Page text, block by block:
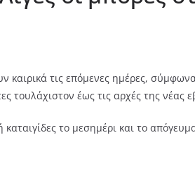
καιρικά τις επόμενες ημέρες,
τουλάχιστον έως τις αρχές της νέας
το μεσημέρι και το